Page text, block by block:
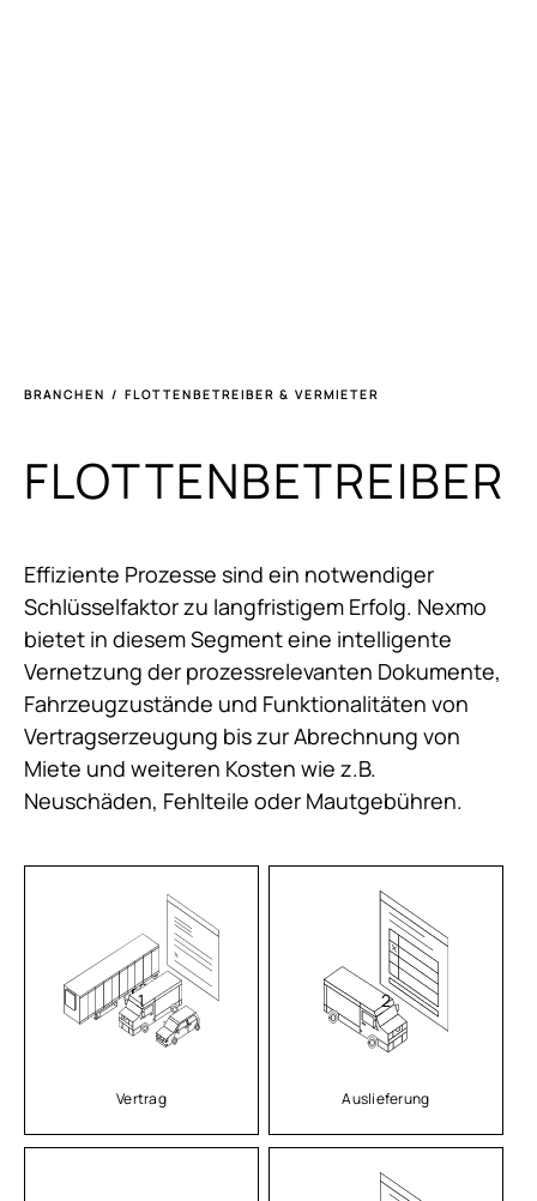
BRANCHEN / FLOTTENBETREIBER & VERMIETER
FLOTTEN­BETREIBER
Effiziente Prozesse sind ein notwendiger
Schlüsselfaktor zu langfristigem Erfolg. Nexmo
bietet in diesem Segment eine intelligente
Vernetzung der prozessrelevanten Dokumente,
Fahrzeugzustände und Funktionalitäten von
Vertragserzeugung bis zur Abrechnung von
Miete und weiteren Kosten wie z.B.
Neuschäden, Fehlteile oder Mautgebühren.
Vertrag
1
Auslieferung
2